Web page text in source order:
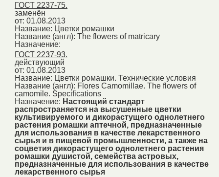
ГОСТ 2237-75.
заменён
от: 01.08.2013
Название: Цветки ромашки
Название (англ): The flowers of matricary
Назначение:
ГОСТ 2237-93.
действующий
от: 01.08.2013
Название: Цветки ромашки. Технические условия
Название (англ): Flores Camomillae. The flowers of
camomile. Specifications
Назначение: Настоящий стандарт
распространяется на высушенные цветки
культивируемого и дикорастущего однолетнего
растения ромашки аптечной, предназначенные
для использования в качестве лекарственного
сырья и в пищевой промышленности, а также на
соцветия дикорастущего однолетнего растения
ромашки душистой, семейства астровых,
предназначенные для использования в качестве
лекарственного сырья